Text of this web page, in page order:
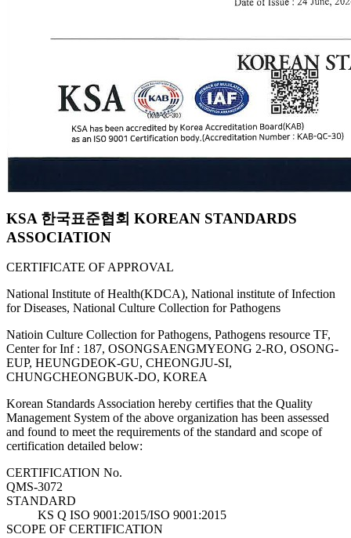
KSA 한국표준협회 KOREAN STANDARDS
ASSOCIATION
CERTIFICATE OF APPROVAL
National Institute of Health(KDCA), National institute of Infection
for Diseases, National Culture Collection for Pathogens
Natioin Culture Collection for Pathogens, Pathogens resource TF,
Center for Inf : 187, OSONGSAENGMYEONG 2-RO, OSONG-
EUP, HEUNGDEOK-GU, CHEONGJU-SI,
CHUNGCHEONGBUK-DO, KOREA
Korean Standards Association hereby certifies that the Quality
Management System of the above organization has been assessed
and found to meet the requirements of the standard and scope of
certification detailed below:
CERTIFICATION No.
QMS-3072
STANDARD
KS Q ISO 9001:2015/ISO 9001:2015
SCOPE OF CERTIFICATION